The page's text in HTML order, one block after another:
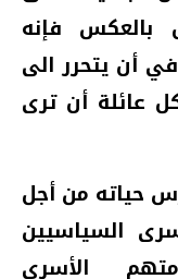
بالعكس فإنه
أن يتحرر الى
عائلة أن ترى
حياته من أجل
السياسيين
الأسرى